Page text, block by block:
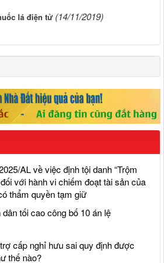
lá điện tử (14/11/2019)
AL về việc định tội danh “Trộm
với hành vi chiếm đoạt tài sản của
thẩm quyền tạm giữ
dân tối cao công bố 10 án lệ
cấp nghỉ hưu sai quy định được
thế nào?